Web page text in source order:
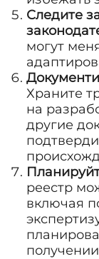
Следите
могут
Храните
на
другие
реестр
включая
получении